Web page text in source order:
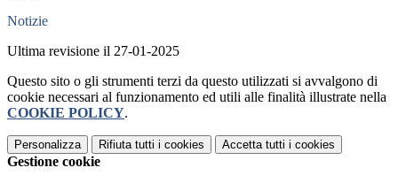
Notizie
Ultima revisione il 27-01-2025
Questo sito o gli strumenti terzi da questo utilizzati si avvalgono di
cookie necessari al funzionamento ed utili alle finalità illustrate nella
COOKIE POLICY.
Personalizza Rifiuta tutti i cookies Accetta tutti i cookies
Gestione cookie